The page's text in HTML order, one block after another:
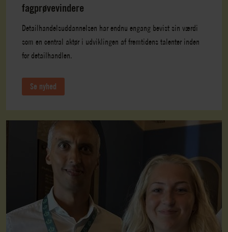
fagprøvevindere
Detailhandelsuddannelsen har endnu engang bevist sin værdi
som en central aktør i udviklingen af fremtidens talenter inden
for detailhandlen.
Se nyhed